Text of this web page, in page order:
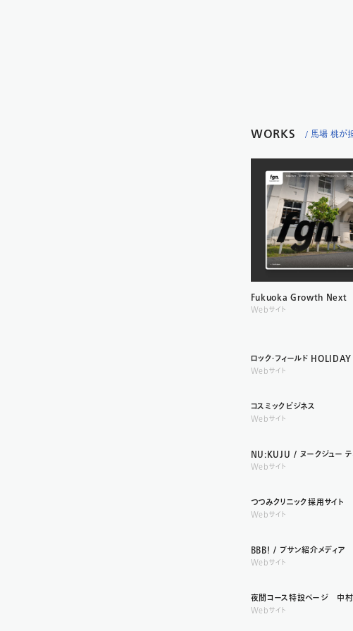
WORKS /馬場 桃が
Fukuoka Growth Next
Webサイト
ロック・フィールド
Webサイト
コスミックビジネス
Webサイト
NU:KUJU / ヌークジュー テ
Webサイト
つつみクリニック採用サイト
Webサイト
BBB! / プサン紹介メディア
Webサイト
夜間コース特設ページ 中
Webサイト